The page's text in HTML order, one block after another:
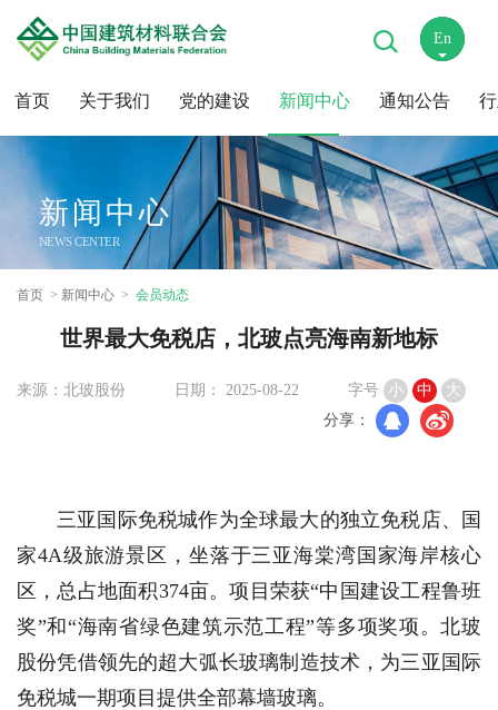
首页 关于我们 党的建设 新闻中心 通知公告
En
中
新闻中心
NEWS CENTER
首页 新闻中心 会员动态
世界最大免税店，北玻点亮海南新地标
来源：北玻股份 日期： 2025-08-22 字号 小 中
大
分享：
三亚国际免税城作为全球最大的独立免税店、国
家4A级旅游景区，坐落于三亚海棠湾国家海岸核心
区，总占地面积374亩。项目荣获“中国建设工程鲁班
奖”和“海南省绿色建筑示范工程”等多项奖项。北玻
股份凭借领先的超大弧长玻璃制造技术，为三亚国际
免税城一期项目提供全部幕墙玻璃。